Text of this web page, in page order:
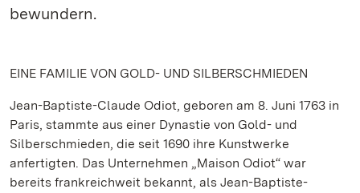
bewundern.
EINE FAMILIE VON GOLD- UND SILBERSCHMIEDEN
Jean-Baptiste-Claude Odiot, geboren am 8. Juni 1763 in
Paris, stammte aus einer Dynastie von Gold- und
Silberschmieden, die seit 1690 ihre Kunstwerke
anfertigten. Das Unternehmen „Maison Odiot“ war
bereits frankreichweit bekannt, als Jean-Baptiste-